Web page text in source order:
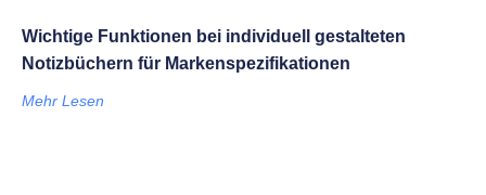
Wichtige Funktionen bei individuell gestalteten
Notizbüchern für Markenspezifikationen
Mehr Lesen